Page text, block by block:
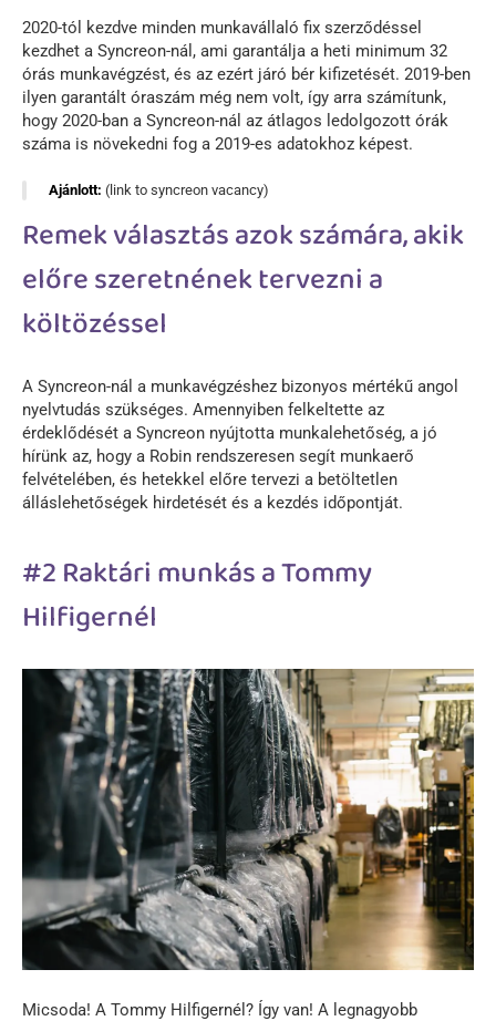
2020-tól kezdve minden munkavállaló fix szerződéssel
kezdhet a Syncreon-nál, ami garantálja a heti minimum 32
órás munkavégzést, és az ezért járó bér kifizetését. 2019-ben
ilyen garantált óraszám még nem volt, így arra számítunk,
hogy 2020-ban a Syncreon-nál az átlagos ledolgozott órák
száma is növekedni fog a 2019-es adatokhoz képest.
Ajánlott: (link to syncreon vacancy)
Remek választás azok számára, akik
előre szeretnének tervezni a
költözéssel
A Syncreon-nál a munkavégzéshez bizonyos mértékű angol
nyelvtudás szükséges. Amennyiben felkeltette az
érdeklődését a Syncreon nyújtotta munkalehetőség, a jó
hírünk az, hogy a Robin rendszeresen segít munkaerő
felvételében, és hetekkel előre tervezi a betöltetlen
álláslehetőségek hirdetését és a kezdés időpontját.
#2 Raktári munkás a Tommy
Hilfigernél
Micsoda! A Tommy Hilfigernél? Így van! A legnagyobb